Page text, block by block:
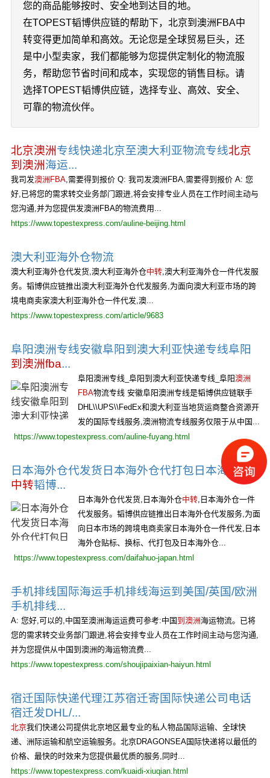
您的商品能够按时、安全地到达目的地。
在TOPEST韬博供应链的帮助下，北京到澳洲FBA中
转变得更加简单和高效。无论您是全球贸易巨头，还
是中小型卖家，我们都能够为您提供定制化的物流服
务，帮助您节省时间和成本，实现您的销售目标。请
选择TOPEST韬博供应链，选择专业、高效、安全、
可靠的物流伙伴。
北京澳洲专线快递北京至澳大利亚物流专线北京
到澳洲海运...
我司发澳洲FBA,需要得到报价 Q: 我司发澳洲FBA,需要得到报价 A: 您
好,已将您的需求转交业务部门跟进,将会安排专业人员在工作时间主动与
您沟通,并为您提供发澳洲FBA的物流费用...
https://www.topestexpress.com/auline-beijing.html
澳大利亚海外仓物流
澳大利亚海外仓代发货,澳大利亚海外仓中转,澳大利亚海外仓一件代发服
务。韬博供应链推出澳大利亚海外仓代发服务,为面向澳大利亚市场的跨
境电商卖家澳大利亚海外仓一件代发,澳...
https://www.topestexpress.com/article/9683
阜阳澳洲专线安徽阜阳到澳大利亚快递专线阜阳
到澳洲fba...
阜阳澳洲专线_阜阳到澳大利亚快递专线_阜阳澳洲
FBA物流专线 安徽阜阳澳洲专线是韬博供应链联手
DHL\\UPS\\FedEx和澳大利亚当地货运商整合资源开
发的国际专线服务,澳洲物流专线服务仅限于从中国...
https://www.topestexpress.com/auline-fuyang.html
日本海外仓代发货日本海外仓代打包日本海外仓
中转韬博...
日本海外仓代发货,日本海外仓中转,日本海外仓一件
代发服务。韬博供应链推出日本海外仓代发服务,为面
向日本市场的跨境电商卖家日本海外仓一件代发,日本
海外仓贴标、换标、代打包及日本海外仓...
https://www.topestexpress.com/daifahuo-japan.html
手机排线国际海运手机排线海运到美国/英国/欧洲
手机排线...
A: 您好,可以的,中国至澳洲海运运费可参考:中国 到澳洲海运物流。已将
您的需求转交业务部门跟进,将会安排专业人员在工作时间主动与您沟通,
并为您提供从中国到澳洲的海运物流费...
https://www.topestexpress.com/shoujipaixian-haiyun.html
宿迁国际快递代理江苏宿迁寄国际快递公司电话
宿迁发DHL/...
北京我们快递公司提供北京地区最专业的私人物品国际运输、全球快
递、洲际运输和航空运输服务。北京DRAGONSEA国际快递将以最低的
价格、最快的时效来为您提供最优质的服务,同时...
https://www.topestexpress.com/kuaidi-xiuqian.html